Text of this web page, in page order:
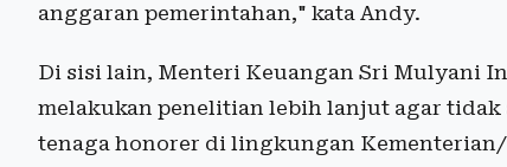
anggaran pemerintahan," kata Andy.
Di sisi lain, Menteri Keuangan Sri Mulyani
melakukan penelitian lebih lanjut agar
tenaga honorer di lingkungan